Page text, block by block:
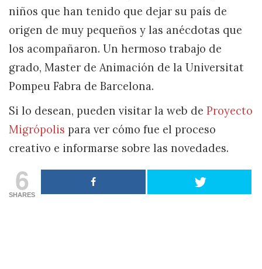
niños que han tenido que dejar su país de
origen de muy pequeños y las anécdotas que
los acompañaron. Un hermoso trabajo de
grado, Master de Animación de la Universitat
Pompeu Fabra de Barcelona.
Si lo desean, pueden visitar la web de Proyecto
Migrópolis para ver cómo fue el proceso
creativo e informarse sobre las novedades.
6
SHARES